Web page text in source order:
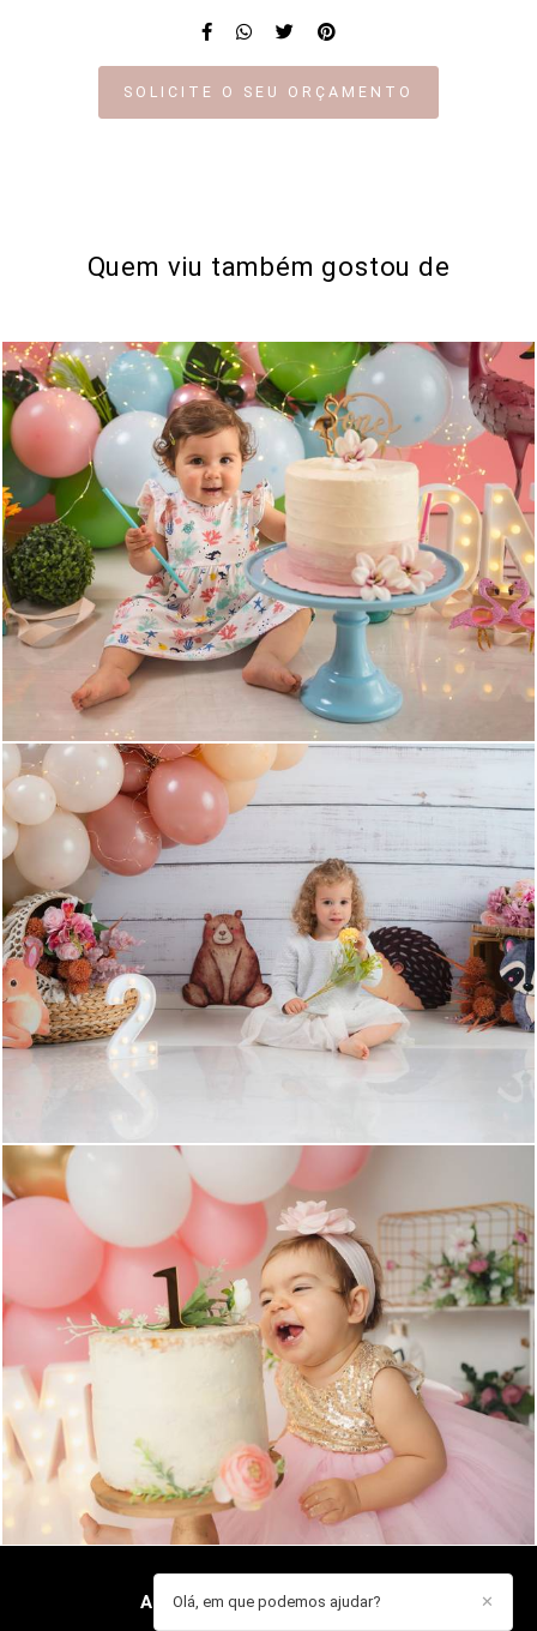
SOLICITE O SEU ORÇAMENTO
Quem viu também gostou de
745 0
749 0
908 0
ANA GUARDADO/CONTACTO ✕
Olá, em que podemos ajudar?